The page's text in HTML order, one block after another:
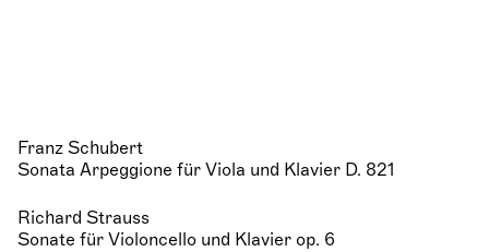
Franz Schubert
Sonata Arpeggione für Viola und Klavier D. 821
Richard Strauss
Sonate für Violoncello und Klavier op. 6